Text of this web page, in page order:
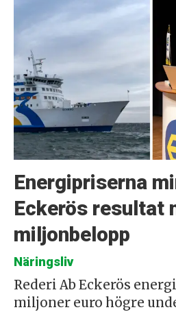
Energipriserna
Eckerös resultat
miljonbelopp
Näringsliv
Rederi Ab Eckerös
miljoner euro högre